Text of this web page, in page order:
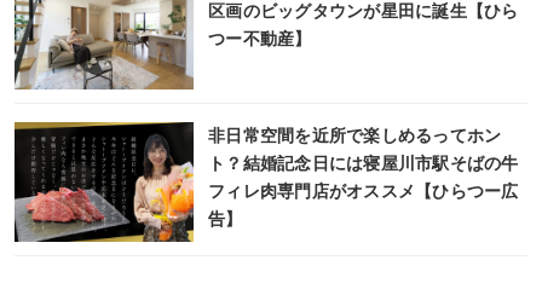
区画のビッグタウンが星田に誕生【ひら
つー不動産】
非日常空間を近所で楽しめるってホン
ト？結婚記念日には寝屋川市駅そばの牛
フィレ肉専門店がオススメ【ひらつー広
告】